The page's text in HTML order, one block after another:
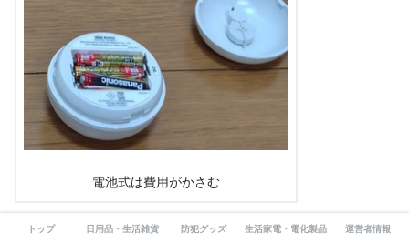
電池式は費用がかさむ
迷うところであれば、 電池式 と 充電式でしょう。
トップ 日用品・生活雑貨 防犯グッズ 生活家電・電化製品 運営者情報